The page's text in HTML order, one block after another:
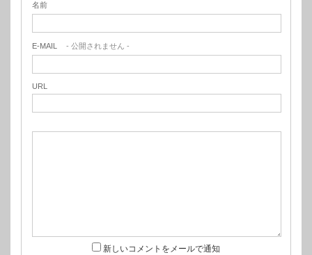
名前
E-MAIL - 公開されません -
URL
新しいコメントをメールで通知